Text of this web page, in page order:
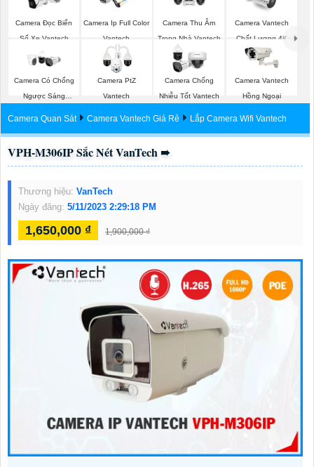
Camera Đọc Biển
Số Xe Vantech
Camera Ip Full Color
Vantech
Camera Thu Âm
Trong Nhà Vantech
Camera Vantech
Chất Lượng 4K
Camera Có Chống
Ngược Sáng
Camera PtZ
Vantech
Camera Chống
Nhiễu Tốt Vantech
Camera Vantech
Hồng Ngoại
Camera Quan Sát Camera Vantech Giá Rẻ Lắp Camera Wifi Vantech
VPH-M306IP Sắc Nét VanTech ➠
Thương hiệu: VanTech
Ngày đăng: 5/11/2023 2:29:18 PM
1,650,000 ₫ 1,900,000 ₫